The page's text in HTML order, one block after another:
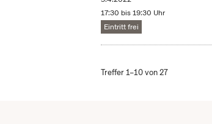
17:30 bis 19:30 Uhr
Eintritt frei
Treffer 1–10 von 27